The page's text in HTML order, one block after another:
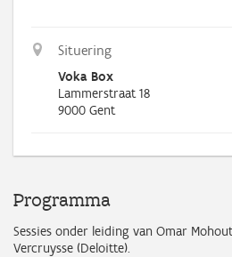
Situering
Voka Box
Lammerstraat 18
9000 Gent
Programma
Sessies onder leiding van Omar
Vercruysse (Deloitte).